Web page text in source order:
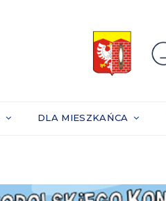
DLA MIESZKAŃCA